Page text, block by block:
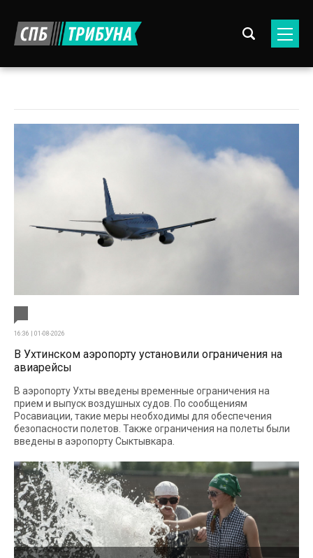
16:36 | 01-08-2026
В Ухтинском аэропорту установили ограничения на
авиарейсы
В аэропорту Ухты введены временные ограничения на
прием и выпуск воздушных судов. По сообщениям
Росавиации, такие меры необходимы для обеспечения
безопасности полетов. Также ограничения на полеты были
введены в аэропорту Сыктывкара.